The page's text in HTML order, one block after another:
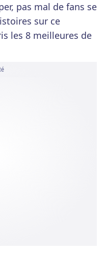
pas mal de fans se
sur ce
les 8 meilleures de